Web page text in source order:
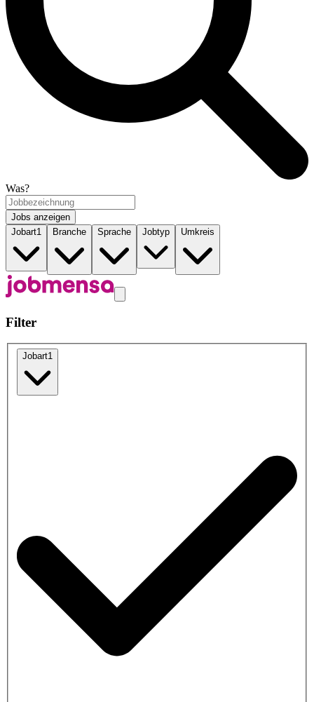
Was?
Jobs anzeigen
Jobart1 Branche Sprache Jobtyp Umkreis
Filter
Jobart1